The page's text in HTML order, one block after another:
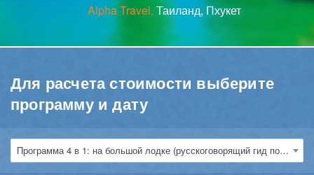
Alpha Travel, Таиланд, Пхукет
Для расчета стоимости выберите
программу и дату
Программа 4 в 1: на большой лодке (русскоговорящий гид по вт., чт., сб.)